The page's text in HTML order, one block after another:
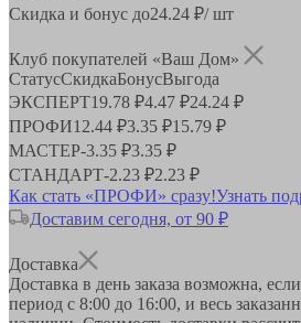
Скидка и бонус до24.24 ₽/ шт
Клуб покупателей «Ваш Дом»
СтатусСкидкаБонусВыгода
ЭКСПЕРТ19.78 ₽4.47 ₽24.24 ₽
ПРОФИ12.44 ₽3.35 ₽15.79 ₽
МАСТЕР-3.35 ₽3.35 ₽
СТАНДАРТ-2.23 ₽2.23 ₽
Как стать «ПРОФИ» сразу!Узнать
Доставим сегодня, от 90 ₽
Доставка
Доставка в день заказа возможна,
период с 8:00 до 16:00, и весь